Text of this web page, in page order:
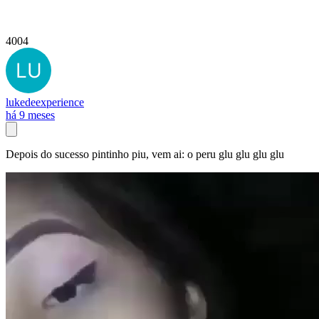
4004
lukedeexperience
há 9 meses
Depois do sucesso pintinho piu, vem ai: o peru glu glu glu glu